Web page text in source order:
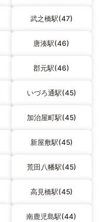
武之橋駅(47)
唐湊駅(46)
郡元駅(46)
いづろ通駅(45)
加治屋町駅(45)
新屋敷駅(45)
荒田八幡駅(45)
高見橋駅(45)
南鹿児島駅(44)